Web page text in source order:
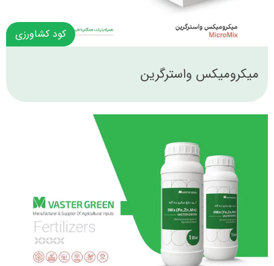
کود کشاورزی
میکرومیکس واسترگرین